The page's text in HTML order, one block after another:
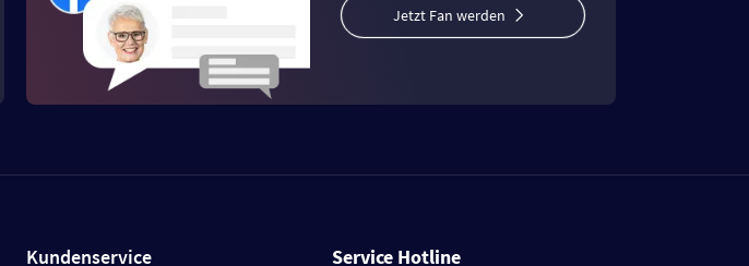
Jetzt Fan werden
Kundenservice Service Hotline